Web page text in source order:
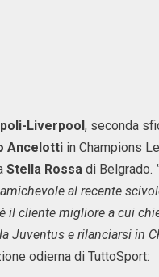
Liverpool, seconda
Ancelotti in Champions
Stella Rossa di Belgrado.
al recente
il cliente migliore a cui
Juventus e rilanciarsi in
odierna di TuttoSport: